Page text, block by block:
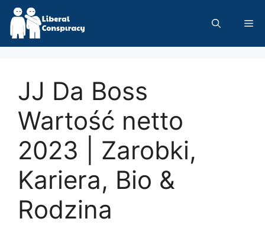
Skip
content
JJ Da Boss
Wartość netto
2023 | Zarobki,
Kariera, Bio &
Rodzina